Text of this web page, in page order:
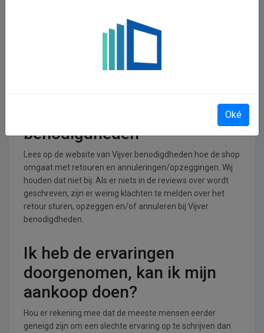
benodigdheden operationeel
benodigdheden
Lees op de website van Vijver benodigdheden hoe de shop
omgaat met retouren en annuleringen/opzeggingen. Wij
houden dat niet bij. Als er niets in de reviews over wordt
geschreven, zijn er weinig klachten te melden over het
retour sturen, opzeggen en/of annuleren bij Vijver
benodigdheden.
Ik heb de ervaringen
doorgenomen, kan ik mijn
aankoop doen?
Hou er rekening mee dat de meeste mensen eerder
geneigd zijn om een slechte ervaring op te schrijven dan
Oké